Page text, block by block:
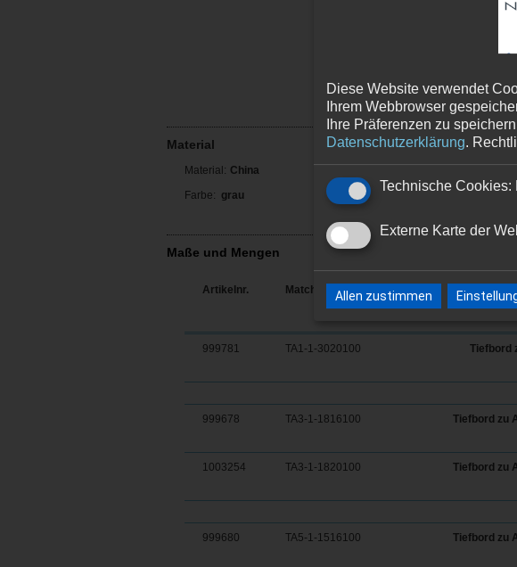
Material
Material: China
Farbe: grau
Maße und Mengen
Artikelnr. Matchcode
999781 TA1-1-3020100 Tiefbord
999678 TA3-1-1816100 Tiefbord zu
1003254 TA3-1-1820100 Tiefbord zu
999680 TA5-1-1516100 Tiefbord zu
Diese Website verwendet
Ihrem Webbrowser
Ihre Präferenzen zu
Datenschutzerklärung.
Technische Cookies:
Externe Karte der
Allen zustimmen